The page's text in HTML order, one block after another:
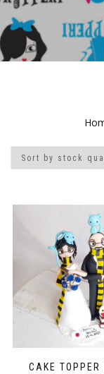
CAKE TOPPER